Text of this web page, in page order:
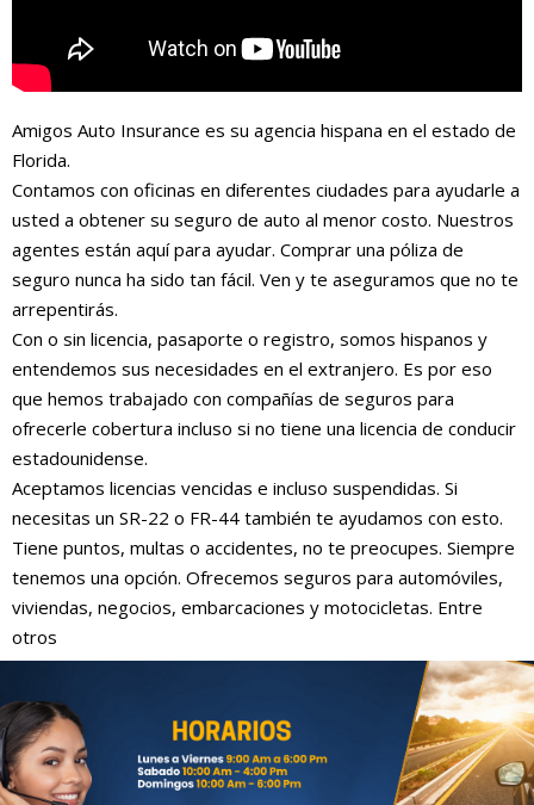
Amigos Auto Insurance es su agencia hispana en el estado de
Florida.
Contamos con oficinas en diferentes ciudades para ayudarle a
usted a obtener su seguro de auto al menor costo. Nuestros
agentes están aquí para ayudar. Comprar una póliza de
seguro nunca ha sido tan fácil. Ven y te aseguramos que no te
arrepentirás.
Con o sin licencia, pasaporte o registro, somos hispanos y
entendemos sus necesidades en el extranjero. Es por eso
que hemos trabajado con compañías de seguros para
ofrecerle cobertura incluso si no tiene una licencia de conducir
estadounidense.
Aceptamos licencias vencidas e incluso suspendidas. Si
necesitas un SR-22 o FR-44 también te ayudamos con esto.
Tiene puntos, multas o accidentes, no te preocupes. Siempre
tenemos una opción. Ofrecemos seguros para automóviles,
viviendas, negocios, embarcaciones y motocicletas. Entre
otros